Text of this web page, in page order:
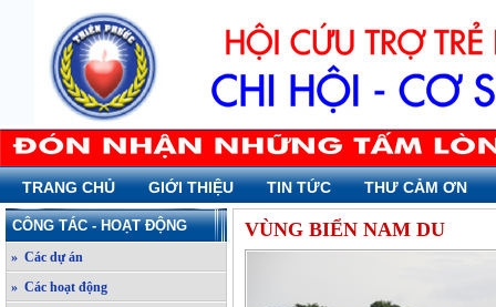
TRANG CHỦ GIỚI THIỆU TIN TỨC THƯ CẢM ƠN
CÔNG TÁC - HOẠT ĐỘNG
» Các dự án
» Các hoạt động
VÙNG BIỂN NAM DU